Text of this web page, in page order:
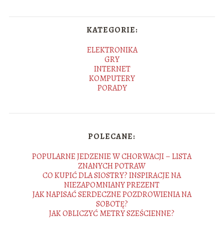
KATEGORIE:
ELEKTRONIKA
GRY
INTERNET
KOMPUTERY
PORADY
POLECANE:
POPULARNE JEDZENIE W CHORWACJI – LISTA
ZNANYCH POTRAW
CO KUPIĆ DLA SIOSTRY? INSPIRACJE NA
NIEZAPOMNIANY PREZENT
JAK NAPISAĆ SERDECZNE POZDROWIENIA NA
SOBOTĘ?
JAK OBLICZYĆ METRY SZEŚCIENNE?